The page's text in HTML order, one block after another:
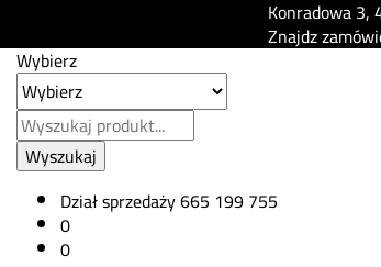
Konradowa 3,
Znajdz
Wybierz
Wyszukaj
Dział sprzedaży665 199 755
0
0